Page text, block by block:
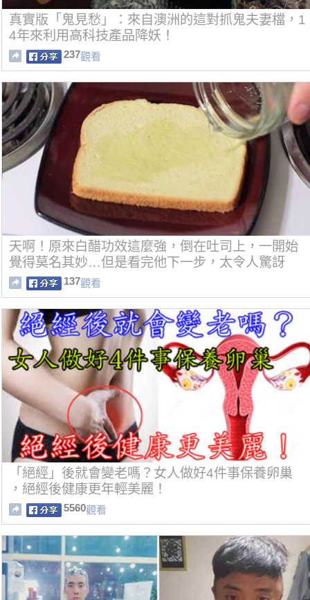
真實版「鬼見愁」：來自澳洲的這對抓鬼夫妻檔，1
4年來利用高科技產品降妖！
237觀看
天啊！原來白醋功效這麼強，倒在吐司上，一開始
覺得莫名其妙…但是看完他下一步，太令人驚訝
了....
137觀看
「絕經」後就會變老嗎？女人做好4件事保養卵巢
，絕經後健康更年輕美麗！
5560觀看